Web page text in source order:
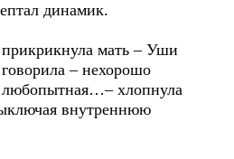
динамик.
мать – Уши
– нехорошо
любопытная…– хлопнула
внутреннюю